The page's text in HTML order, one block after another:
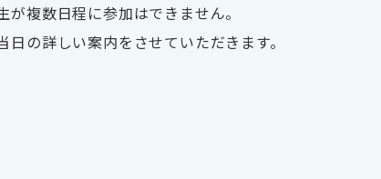
複数日程に参加はできません。
の詳しい案内をさせていただきます。